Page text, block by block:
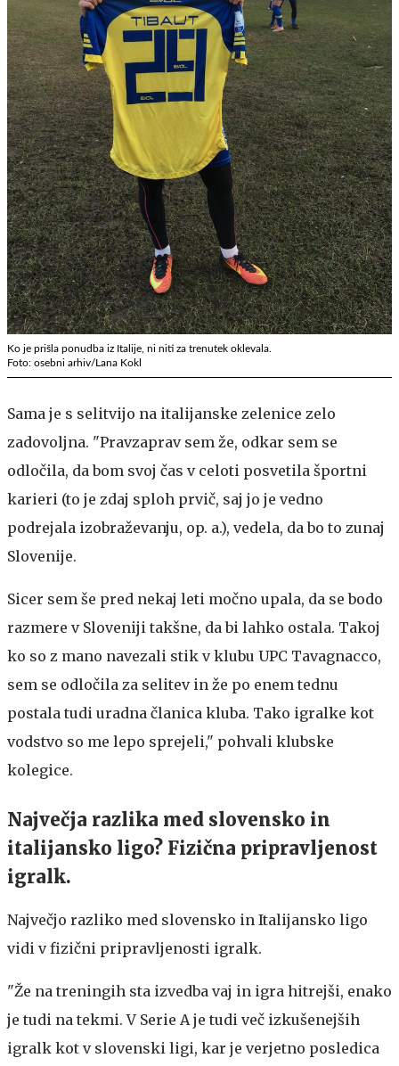
Ko je prišla ponudba iz Italije, ni niti za trenutek oklevala.
Foto: osebni arhiv/Lana Kokl
Sama je s selitvijo na italijanske zelenice zelo
zadovoljna. "Pravzaprav sem že, odkar sem se
odločila, da bom svoj čas v celoti posvetila športni
karieri (to je zdaj sploh prvič, saj jo je vedno
podrejala izobraževanju, op. a.), vedela, da bo to zunaj
Slovenije.
Sicer sem še pred nekaj leti močno upala, da se bodo
razmere v Sloveniji takšne, da bi lahko ostala. Takoj
ko so z mano navezali stik v klubu UPC Tavagnacco,
sem se odločila za selitev in že po enem tednu
postala tudi uradna članica kluba. Tako igralke kot
vodstvo so me lepo sprejeli," pohvali klubske
kolegice.
Največja razlika med slovensko in
italijansko ligo? Fizična pripravljenost
igralk.
Največjo razliko med slovensko in Italijansko ligo
vidi v fizični pripravljenosti igralk.
"Že na treningih sta izvedba vaj in igra hitrejši, enako
je tudi na tekmi. V Serie A je tudi več izkušenejših
igralk kot v slovenski ligi, kar je verjetno posledica